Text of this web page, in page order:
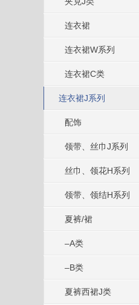
连衣裙
连衣裙W系列
连衣裙C类
连衣裙J系列
配饰
领带、丝巾J系列
丝巾、领花H系列
领带、领结H系列
夏裤/裙
–A类
–B类
夏裤西裙J类